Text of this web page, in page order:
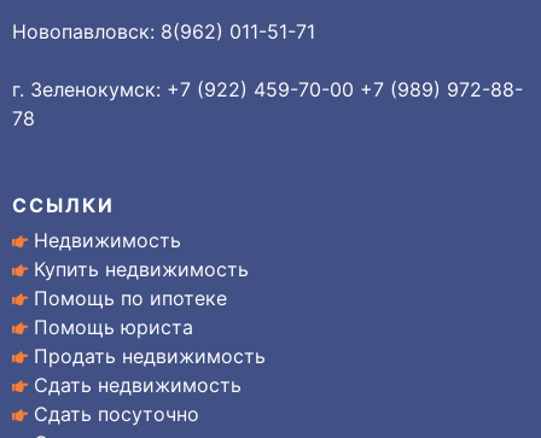
Новопавловск: 8(962) 011-51-71
г. Зеленокумск: +7 (922) 459-70-00 +7 (989) 972-88-
78
ССЫЛКИ
Недвижимость
Купить недвижимость
Помощь по ипотеке
Помощь юриста
Продать недвижимость
Сдать недвижимость
Сдать посуточно